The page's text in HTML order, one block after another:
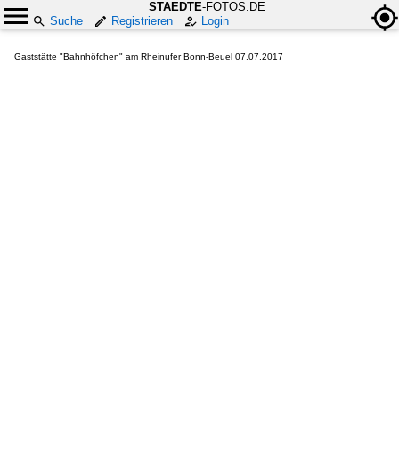
STAEDTE-FOTOS.DE
Suche
Registrieren Login
Gaststätte "Bahnhöfchen" am Rheinufer Bonn-Beuel 07.07.2017